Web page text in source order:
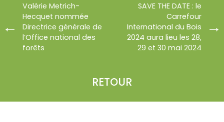
Valérie Metrich-
Hecquet nommée
Directrice générale de
l’Office national des
forêts
RETOUR
SAVE THE DATE : le
Carrefour
International du Bois
2024 aura lieu les 28,
29 et 30 mai 2024